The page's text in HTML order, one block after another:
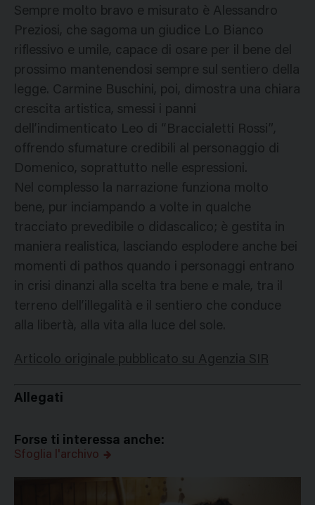
Sempre molto bravo e misurato è Alessandro
Preziosi, che sagoma un giudice Lo Bianco
riflessivo e umile, capace di osare per il bene del
prossimo mantenendosi sempre sul sentiero della
legge. Carmine Buschini, poi, dimostra una chiara
crescita artistica, smessi i panni
dell’indimenticato Leo di “Braccialetti Rossi”,
offrendo sfumature credibili al personaggio di
Domenico, soprattutto nelle espressioni.
Nel complesso la narrazione funziona molto
bene, pur inciampando a volte in qualche
tracciato prevedibile o didascalico; è gestita in
maniera realistica, lasciando esplodere anche bei
momenti di pathos quando i personaggi entrano
in crisi dinanzi alla scelta tra bene e male, tra il
terreno dell’illegalità e il sentiero che conduce
alla libertà, alla vita alla luce del sole.
Articolo originale pubblicato su Agenzia SIR
Allegati
Forse ti interessa anche:
Sfoglia l'archivo